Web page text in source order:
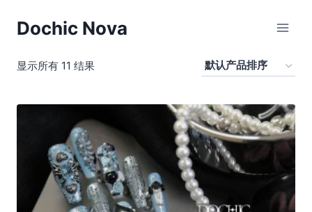
Dochic Nova
经典人物IP
显示所有 11 结果